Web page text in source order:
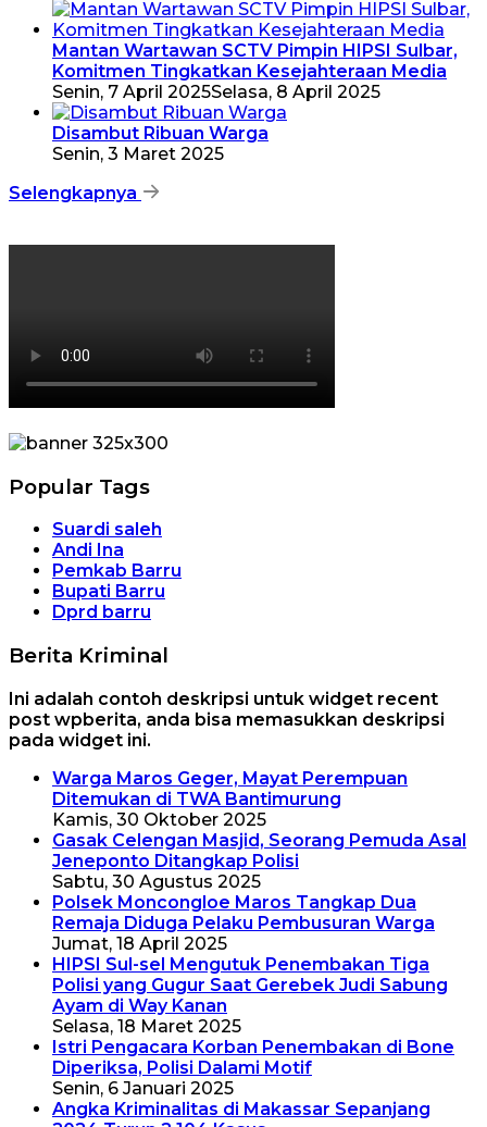
Mantan Wartawan SCTV Pimpin HIPSI Sulbar,
Komitmen Tingkatkan Kesejahteraan Media
Senin, 7 April 2025Selasa, 8 April 2025
Disambut Ribuan Warga
Senin, 3 Maret 2025
Selengkapnya
Popular Tags
Suardi saleh
Andi Ina
Pemkab Barru
Bupati Barru
Dprd barru
Berita Kriminal
Ini adalah contoh deskripsi untuk widget recent
post wpberita, anda bisa memasukkan deskripsi
pada widget ini.
Warga Maros Geger, Mayat Perempuan
Ditemukan di TWA Bantimurung
Kamis, 30 Oktober 2025
Gasak Celengan Masjid, Seorang Pemuda Asal
Jeneponto Ditangkap Polisi
Sabtu, 30 Agustus 2025
Polsek Moncongloe Maros Tangkap Dua
Remaja Diduga Pelaku Pembusuran Warga
Jumat, 18 April 2025
HIPSI Sul-sel Mengutuk Penembakan Tiga
Polisi yang Gugur Saat Gerebek Judi Sabung
Ayam di Way Kanan
Selasa, 18 Maret 2025
Istri Pengacara Korban Penembakan di Bone
Diperiksa, Polisi Dalami Motif
Senin, 6 Januari 2025
Angka Kriminalitas di Makassar Sepanjang